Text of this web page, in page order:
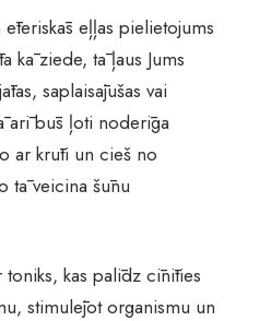
eļļas pielietojums
kā ziede, tā ļaus Jums
saplaisājušas vai
arī būs ļoti noderīga
ar krūti un cieš no
tā veicina šūnu
kas palīdz cīnīties
stimulējot organismu un